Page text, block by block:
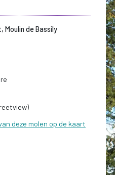
Moulin de Bassily
deze molen op de kaart